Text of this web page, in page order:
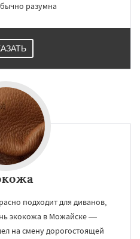
разумна
подходит для диванов,
экокожа в Можайске —
на смену дорогостоящей